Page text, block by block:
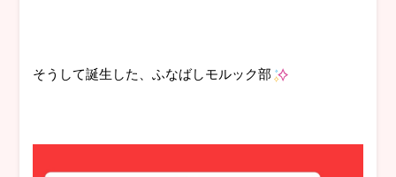
そうして誕生した、ふなばしモルック部